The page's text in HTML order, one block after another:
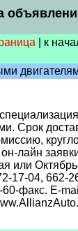
к
Срок
лайн
или
17-04, 662-
факс. E-